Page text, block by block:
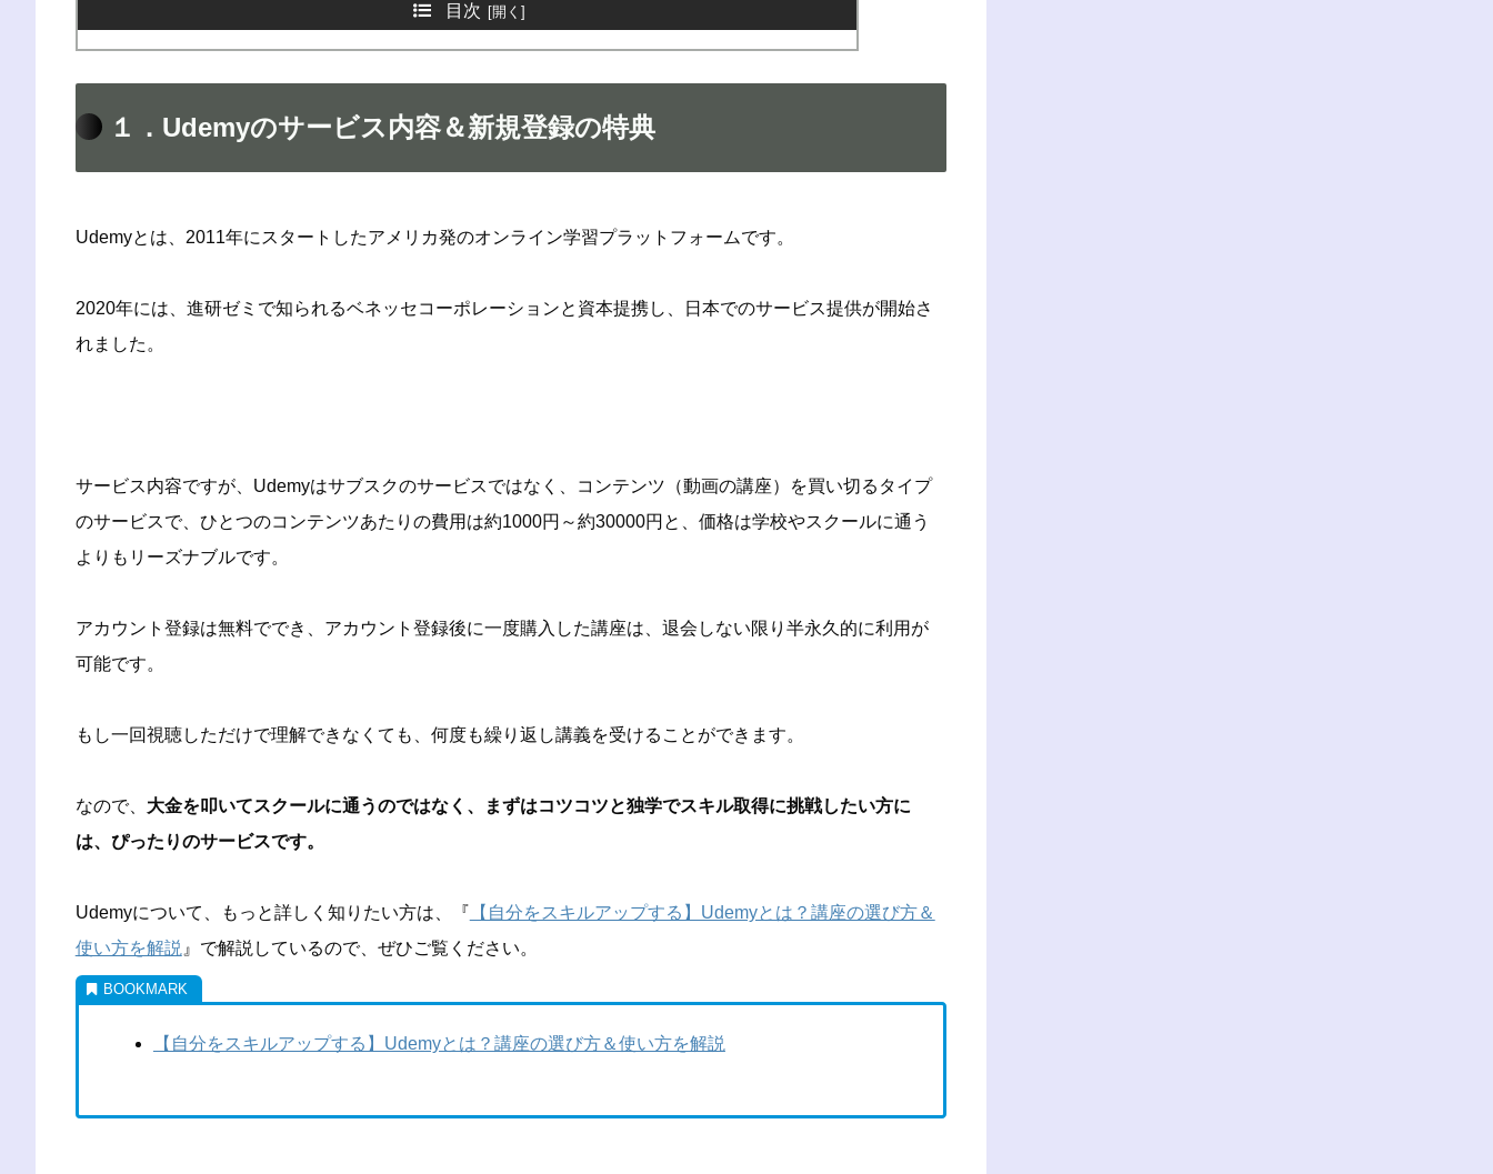
目次
１．Udemyのサービス内容＆新規登録の特典
Udemyとは、2011年にスタートしたアメリカ発のオンライン学習プラットフォームです。
2020年には、進研ゼミで知られるベネッセコーポレーションと資本提携し、日本でのサービス提供が開始さ
れました。
サービス内容ですが、Udemyはサブスクのサービスではなく、コンテンツ（動画の講座）を買い切るタイプ
のサービスで、ひとつのコンテンツあたりの費用は約1000円～約30000円と、価格は学校やスクールに通う
よりもリーズナブルです。
アカウント登録は無料ででき、アカウント登録後に一度購入した講座は、退会しない限り半永久的に利用が
可能です。
もし一回視聴しただけで理解できなくても、何度も繰り返し講義を受けることができます。
なので、 大金を叩いてスクールに通うのではなく、まずはコツコツと独学でスキル取得に挑戦したい方に
は、ぴったりのサービスです。
Udemyについて、もっと詳しく知りたい方は、『 【自分をスキルアップする】Udemyとは？講座の選び方＆
使い方を解説 』で解説しているので、ぜひご覧ください。
【自分をスキルアップする】Udemyとは？講座の選び方＆使い方を解説